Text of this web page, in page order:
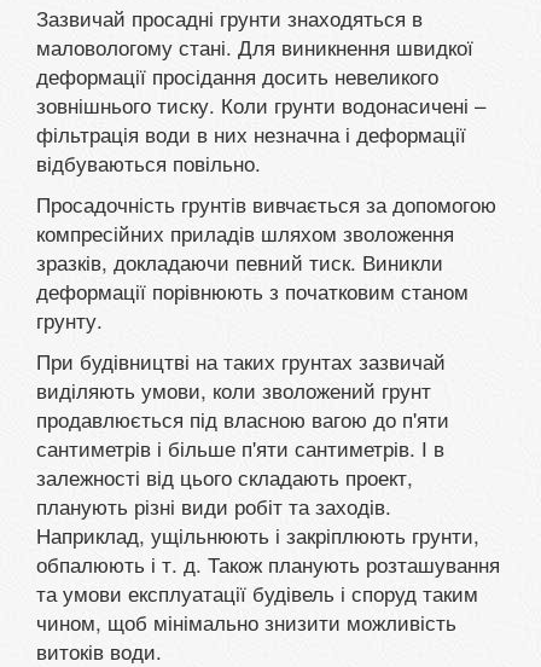
Зазвичай просадні грунти знаходяться в
маловологому стані. Для виникнення швидкої
деформації просідання досить невеликого
зовнішнього тиску. Коли грунти водонасичені –
фільтрація води в них незначна і деформації
відбуваються повільно.
Просадочність грунтів вивчається за допомогою
компресійних приладів шляхом зволоження
зразків, докладаючи певний тиск. Виникли
деформації порівнюють з початковим станом
грунту.
При будівництві на таких грунтах зазвичай
виділяють умови, коли зволожений грунт
продавлюється під власною вагою до п'яти
сантиметрів і більше п'яти сантиметрів. І в
залежності від цього складають проект,
планують різні види робіт та заходів.
Наприклад, ущільнюють і закріплюють грунти,
обпалюють і т. д. Також планують розташування
та умови експлуатації будівель і споруд таким
чином, щоб мінімально знизити можливість
витоків води.